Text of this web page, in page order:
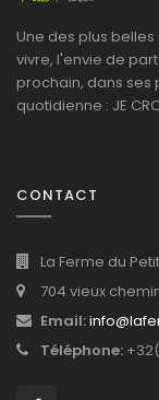
Une des plus
vivre, l'envie de
prochain, dans ses
quotidienne : JE
CONTACT
La Ferme du
704 vieux
Email:
Téléphone: